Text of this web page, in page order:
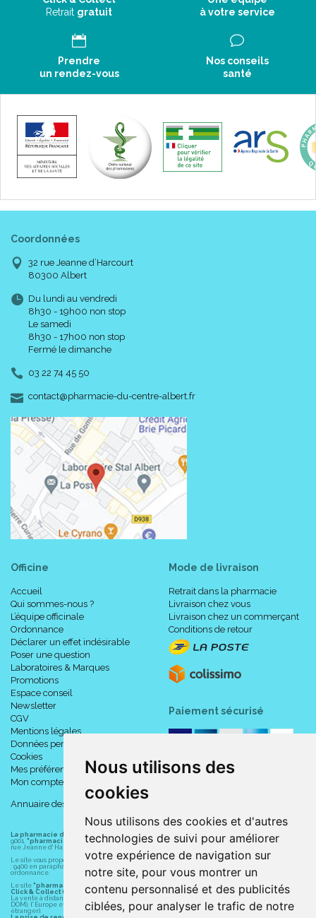
Nous utilisons des
cookies
Nous utilisons des cookies et d'autres
technologies de suivi pour améliorer
votre expérience de navigation sur
notre site, pour vous montrer un
contenu personnalisé et des publicités
ciblées, pour analyser le trafic de notre
Retrait gratuit
à votre service
Prendre
un rendez-vous
Nos conseils
santé
Coordonnées
32 rue Jeanne d’Harcourt
80300 Albert
Du lundi au vendredi
8h30 - 19h00 non stop
Le samedi
8h30 - 17h00 non stop
Fermé le dimanche
03 22 74 45 50
contact-
@-
pharmacie-du-centre-albert.fr
Officine
Accueil
Qui sommes-nous ?
L’équipe officinale
Ordonnance
Déclarer un effet indésirable
Poser une question
Laboratoires & Marques
Promotions
Espace conseil
Newsletter
CGV
Mentions légales
Données personnelles
Cookies
Mes préférences Cookies
Mon compte
Annuaire des pharmacies
Mode de livraison
Retrait dans la pharmacie
Livraison chez vous
Livraison chez un commerçant
Conditions de retour
Paiement sécurisé
La pharmacie du centre à Albert (80300) est une pharmacie française certifiée ISO
9001. "pharmacie-du-centre-albert.fr "est le site internet de la pharmacie du centre
rue Jeanne d' Harcourt, 80300 Albert.
Le site vous propose un large choix de plus de 11000 références, au prix les plus bas possible
: 9400 en parapharmacie, animaux, orthopédie, matériel médical. 1700 en médicaments sans
ordonnance.
Le site "pharmacie-du-centre-albert.fr" vous propose les service suivants :
Click & Collect (retrait gratuit dans la pharmacie).
La vente à distance chez vous et/ou chez un commerçant sur la France (Andorre, Monaco et
DOM), l' Europe et le monde entier (livraison assuré par Colissimo et ses partenaires à l'
étranger).